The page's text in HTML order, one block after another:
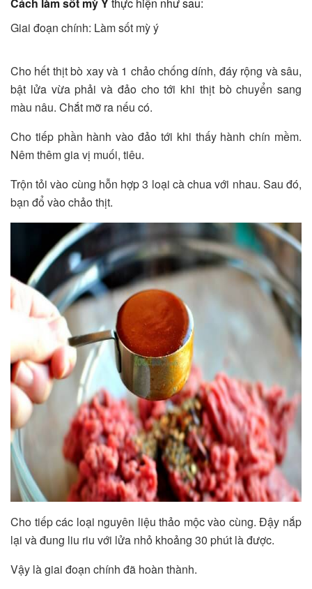
Giai đoạn chính: Làm sốt mỳ ý
Cho hết thịt bò xay và 1 chảo chống dính, đáy rộng và sâu,
bật lửa vừa phải và đảo cho tới khi thịt bò chuyển sang
màu nâu. Chắt mỡ ra nếu có.
Cho tiếp phần hành vào đảo tới khi thấy hành chín mềm.
Nêm thêm gia vị muối, tiêu.
Trộn tỏi vào cùng hỗn hợp 3 loại cà chua với nhau. Sau đó,
bạn đổ vào chảo thịt.
Cho tiếp các loại nguyên liệu thảo mộc vào cùng. Đậy nắp
lại và đung liu riu với lửa nhỏ khoảng 30 phút là được.
Vậy là giai đoạn chính đã hoàn thành.